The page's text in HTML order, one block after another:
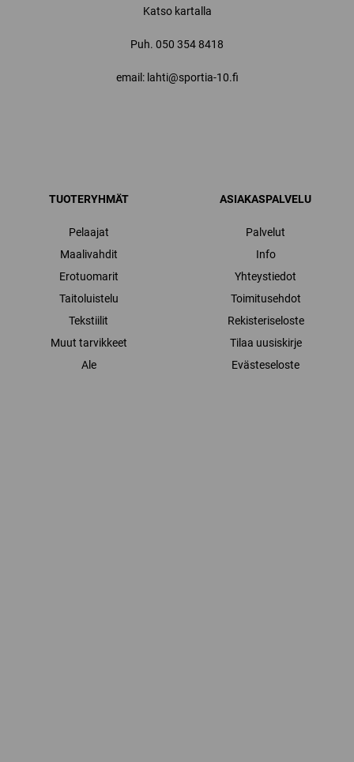
Katso kartalla
Puh. 050 354 8418
email: lahti@sportia-10.fi
TUOTERYHMÄT
Pelaajat
Maalivahdit
Erotuomarit
Taitoluistelu
Tekstiilit
Muut tarvikkeet
Ale
ASIAKASPALVELU
Palvelut
Info
Yhteystiedot
Toimitusehdot
Rekisteriseloste
Tilaa uusiskirje
Evästeseloste